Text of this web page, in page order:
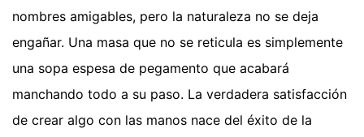
nombres amigables, pero la naturaleza no se deja
engañar. Una masa que no se reticula es simplemente
una sopa espesa de pegamento que acabará
manchando todo a su paso. La verdadera satisfacción
de crear algo con las manos nace del éxito de la